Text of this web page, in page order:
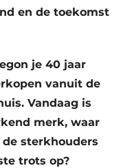
en de toekomst
je 40 jaar
vanuit de
Vandaag is
merk, waar
sterkhouders
trots op?